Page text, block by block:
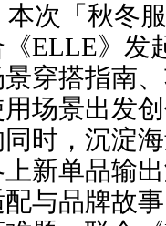
次「秋冬
ELLE》发
穿搭指南
场景出发
时，沉淀
新单品输
与品牌故